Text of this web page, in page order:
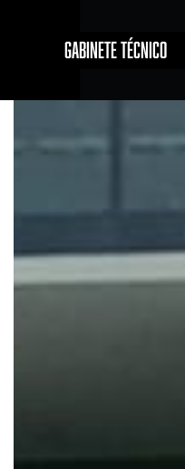
GABINETE TÉCNICO